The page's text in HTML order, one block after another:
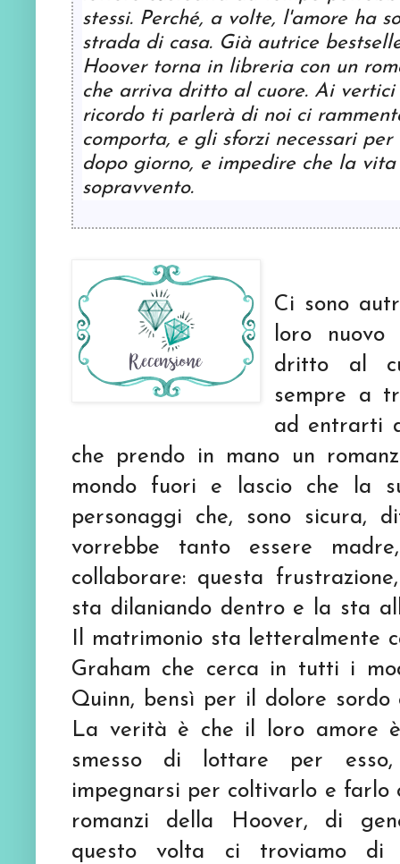
stessi. Perché, a volte, l'amore ha
strada di casa. Già autrice
Hoover torna in libreria con un
che arriva dritto al cuore. Ai vertici
ricordo ti parlerà di noi ci
comporta, e gli sforzi necessari
dopo giorno, e impedire che la
sopravvento.
Ci sono
loro
dritto al
sempre a
ad entrarti
che prendo in mano un
mondo fuori e lascio che la
personaggi che, sono sicura,
vorrebbe tanto essere
collaborare: questa
sta dilaniando dentro e la sta
Il matrimonio sta letteralmente
Graham che cerca in tutti i
Quinn, bensì per il dolore
La verità è che il loro amore
smesso di lottare per
impegnarsi per coltivarlo e
romanzi della Hoover, di
questo volta ci troviamo